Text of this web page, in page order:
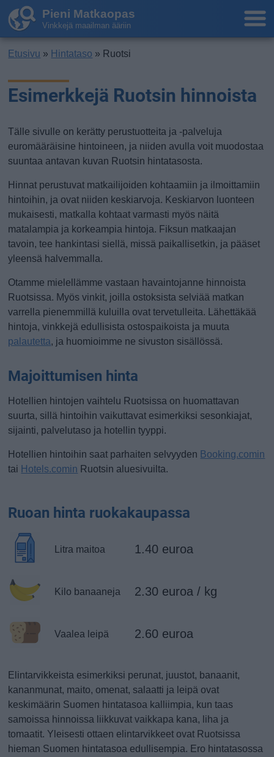
Pieni Matkaopas
Vinkkejä maailman ääriin
Etusivu » Hintataso » Ruotsi
Esimerkkejä Ruotsin hinnoista
Tälle sivulle on kerätty perustuotteita ja -palveluja
euromääräisine hintoineen, ja niiden avulla voit muodostaa
suuntaa antavan kuvan Ruotsin hintatasosta.
Hinnat perustuvat matkailijoiden kohtaamiin ja ilmoittamiin
hintoihin, ja ovat niiden keskiarvoja. Keskiarvon luonteen
mukaisesti, matkalla kohtaat varmasti myös näitä
matalampia ja korkeampia hintoja. Fiksun matkaajan
tavoin, tee hankintasi siellä, missä paikallisetkin, ja pääset
yleensä halvemmalla.
Otamme mielellämme vastaan havaintojanne hinnoista
Ruotsissa. Myös vinkit, joilla ostoksista selviää matkan
varrella pienemmillä kuluilla ovat tervetulleita. Lähettäkää
hintoja, vinkkejä edullisista ostospaikoista ja muuta
palautetta, ja huomioimme ne sivuston sisällössä.
Majoittumisen hinta
Hotellien hintojen vaihtelu Ruotsissa on huomattavan
suurta, sillä hintoihin vaikuttavat esimerkiksi sesonkiajat,
sijainti, palvelutaso ja hotellin tyyppi.
Hotellien hintoihin saat parhaiten selvyyden Booking.comin
tai Hotels.comin Ruotsin aluesivuilta.
Ruoan hinta ruokakaupassa
Litra maitoa 1.40 euroa
Kilo banaaneja 2.30 euroa / kg
Vaalea leipä 2.60 euroa
Elintarvikkeista esimerkiksi perunat, juustot, banaanit,
kananmunat, maito, omenat, salaatti ja leipä ovat
keskimäärin Suomen hintatasoa kalliimpia, kun taas
samoissa hinnoissa liikkuvat vaikkapa kana, liha ja
tomaatit. Yleisesti ottaen elintarvikkeet ovat Ruotsissa
hieman Suomen hintatasoa edullisempia. Ero hintatasossa